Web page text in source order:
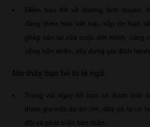
Điềm báo tốt về đường tình duyên,
đang đơm hoa kết trái, sắp tới bạn
ghép còn lại của cuộc đời mình, cùng
sống hôn nhân, xây dựng gia đình hạnh
Trong vài ngày tới bạn sẽ được một
tham gia một dự án lớn, đây sẽ là cơ
đổi và phát triển bản thân.